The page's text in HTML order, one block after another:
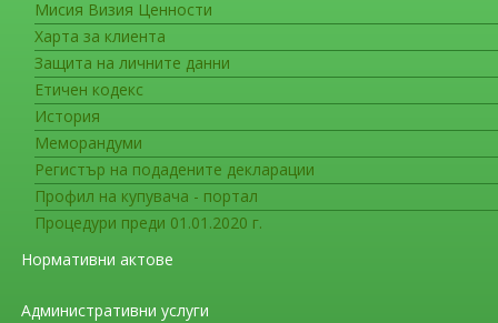
Мисия Визия Ценности
Харта за клиента
Защита на личните данни
Етичен кодекс
История
Меморандуми
Регистър на подадените декларации
Профил на купувача - портал
Процедури преди 01.01.2020 г.
Нормативни актове
Административни услуги
Полезни връзки
Парламент
Министерски съвет
Министерство на здравеопазването